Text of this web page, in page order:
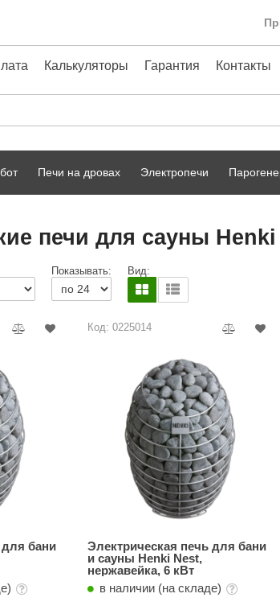
Калькуляторы Гарантия Контакты
A-Panel
Сталь-Мастер
Банные штучки
CeruttiSpa
Suokka
Русский дух
Карельские
Rento
LUX ELEMENTS
Печи на дровах Электропечи
печи для сауны Henki
Показывать: Вид:
для бани
Код: 0225014
Электрическая печь для бани
и сауны Henki Nest,
нержавейка, 6 кВт
в наличии (на складе)